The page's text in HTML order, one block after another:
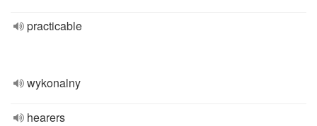
practicable
wykonalny
hearers